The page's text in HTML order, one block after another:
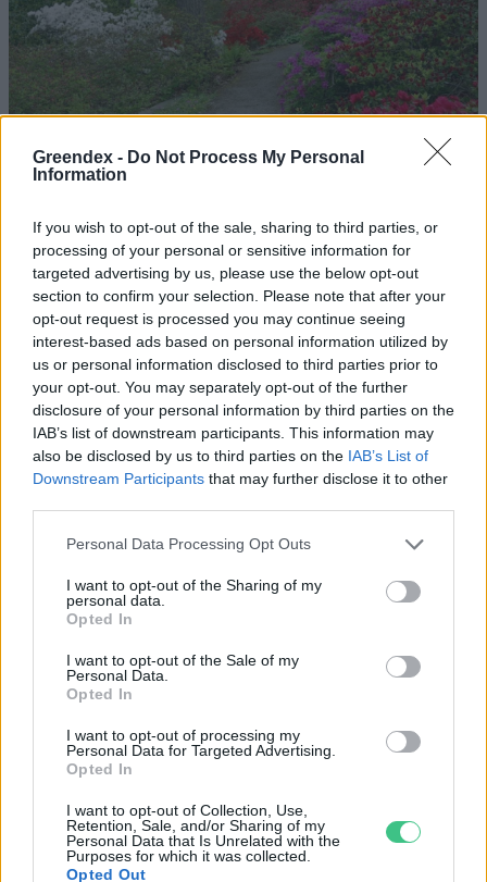
Greendex - Do Not Process My Personal
Information
If you wish to opt-out of the sale, sharing to third parties, or
processing of your personal or sensitive information for
targeted advertising by us, please use the below opt-out
section to confirm your selection. Please note that after your
opt-out request is processed you may continue seeing
interest-based ads based on personal information utilized by
us or personal information disclosed to third parties prior to
your opt-out. You may separately opt-out of the further
disclosure of your personal information by third parties on the
IAB’s list of downstream participants. This information may
also be disclosed by us to third parties on the IAB’s List of
Downstream Participants that may further disclose it to other
Personal Data Processing Opt Outs
I want to opt-out of the Sharing of my
personal data.
Opted In
I want to opt-out of the Sale of my
Personal Data.
Opted In
I want to opt-out of processing my
Personal Data for Targeted Advertising.
Opted In
I want to opt-out of Collection, Use,
Retention, Sale, and/or Sharing of my
Personal Data that Is Unrelated with the
Purposes for which it was collected.
Opted Out
Magyarország tele van gyönyörű növényekkel, így arborétumokkal
is. A jó idő beköszöntével érdemes minél többet felkeresni.
Négy éven belül valósággá
válhatnak az elektromos
repülőjáratok Európában
KÖZLEKEDÉS
Történelmi aszály sújtja Nagy-
SZEMLE